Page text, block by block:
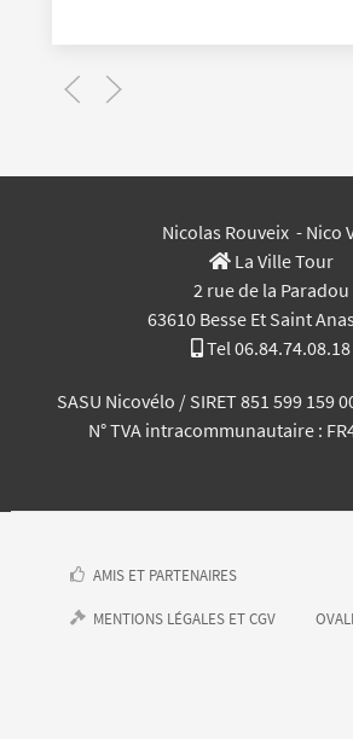
Nicolas Rouveix - Nico
La Ville Tour
2 rue de la Paradou
63610 Besse Et Saint
Tel 06.84.74.08.18
SASU Nicovélo / SIRET 851 599 159
N° TVA intracommunautaire :
AMIS ET PARTENAIRES
MENTIONS LÉGALES ET CGV